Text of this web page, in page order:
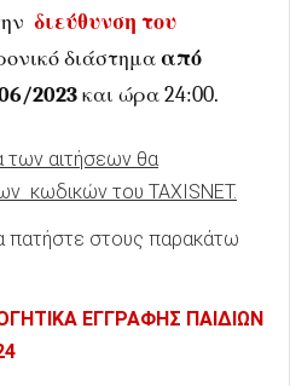
διεύθυνση του
διάστημααπό
2023και ώρα 24:00.
των αιτήσεων θα
κωδικών του TAXISNET.
πατήστε στους παρακάτω
ΕΓΓΡΑΦΗΣ ΠΑΙΔΙΩΝ